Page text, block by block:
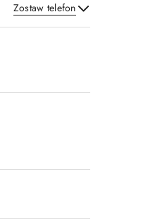
Zostaw telefon
Wyślij